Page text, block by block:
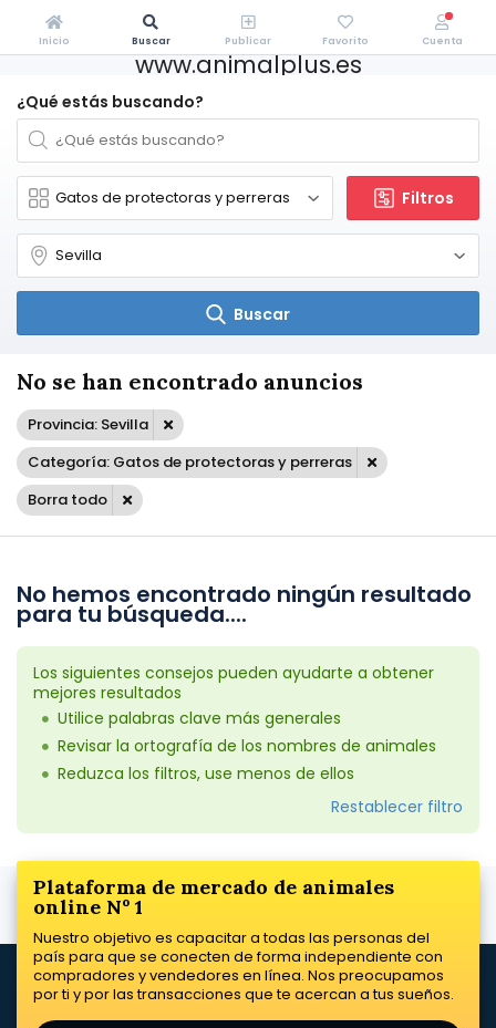
www.animalplus.es
¿Qué estás buscando?
Filtros
Buscar
No se han encontrado anuncios
Provincia: Sevilla
Categoría: Gatos de protectoras y perreras
Borra todo
No hemos encontrado ningún resultado
para tu búsqueda....
Los siguientes consejos pueden ayudarte a obtener
mejores resultados
Utilice palabras clave más generales
Revisar la ortografía de los nombres de animales
Reduzca los filtros, use menos de ellos
Restablecer filtro
Plataforma de mercado de animales
online Nº 1
Nuestro objetivo es capacitar a todas las personas del
país para que se conecten de forma independiente con
compradores y vendedores en línea. Nos preocupamos
por ti y por las transacciones que te acercan a tus sueños.
Inicio Buscar Publicar Favorito Cuenta